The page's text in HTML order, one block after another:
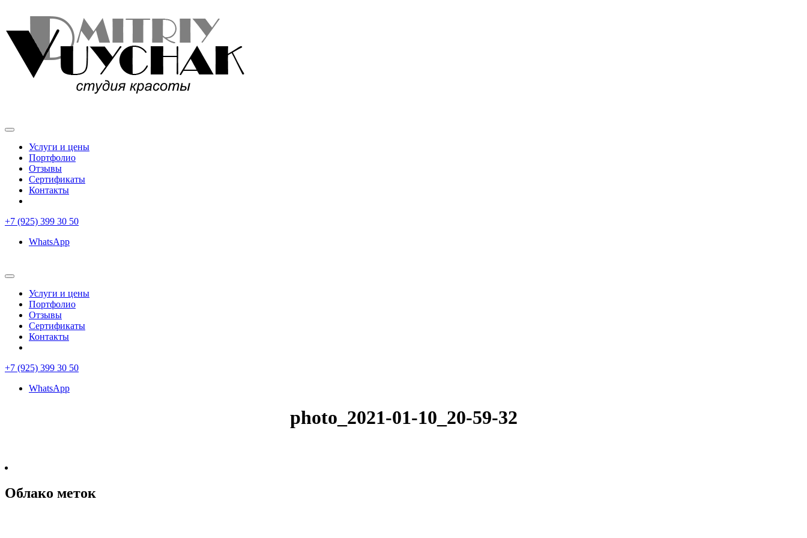
Услуги и цены
Портфолио
Отзывы
Сертификаты
Контакты
+7 (925) 399 30 50
WhatsApp
Услуги и цены
Портфолио
Отзывы
Сертификаты
Контакты
+7 (925) 399 30 50
WhatsApp
photo_2021-01-10_20-59-32
Облако меток